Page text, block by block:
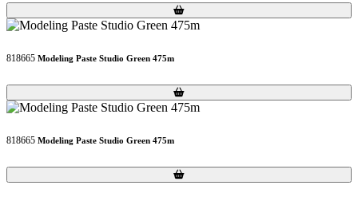
Loading...
Loading...
818665 Modeling Paste Studio Green 475m
Loading...
Loading...
818665 Modeling Paste Studio Green 475m
Loading...
Loading...